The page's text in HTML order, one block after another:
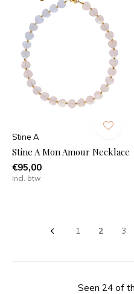
Stine A
Stine A Mon Amour Necklace
€95,00
Incl. btw
1 2 3
Seen 24 of